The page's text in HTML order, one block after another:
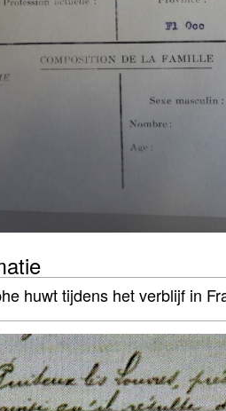
huwt tijdens het verblijf in